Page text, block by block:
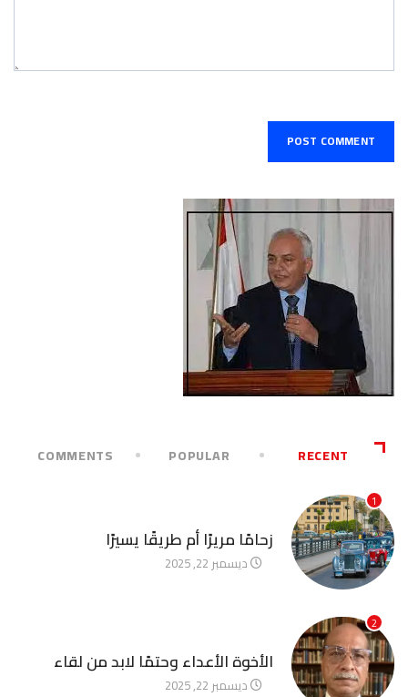
RECENT
POPULAR
COMMENTS
1
زحامًا مريرًا أم طريقًا يسيرًا
ديسمبر 22, 2025
2
الأخوة الأعداء وحتمًا لابد من لقاء
ديسمبر 22, 2025